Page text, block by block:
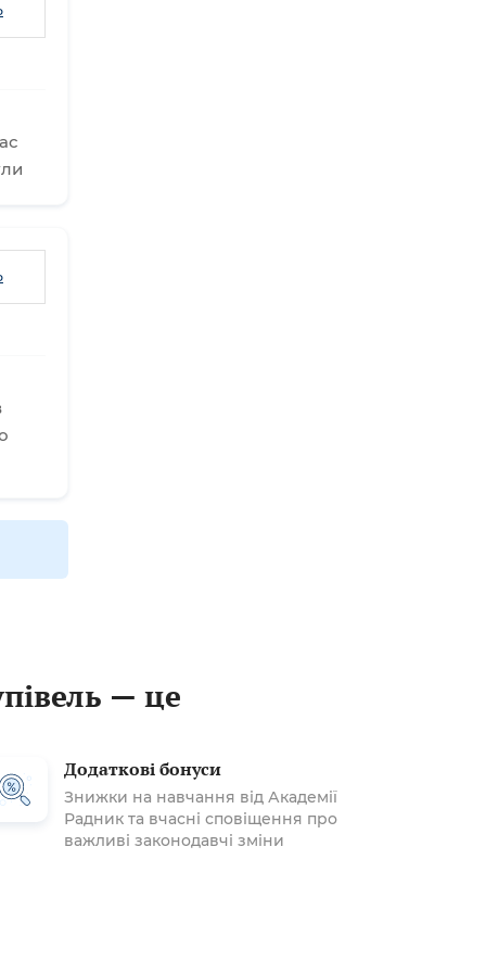
— це
Додаткові бонуси
Знижки на навчання від Академії
Радник та вчасні сповіщення про
важливі законодавчі зміни